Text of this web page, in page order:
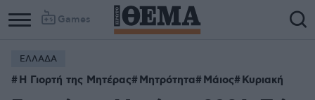
Games
ΕΛΛΑΔΑ
Η Γιορτή της Μητέρας Μητρότητα Μάιος Κυριακή